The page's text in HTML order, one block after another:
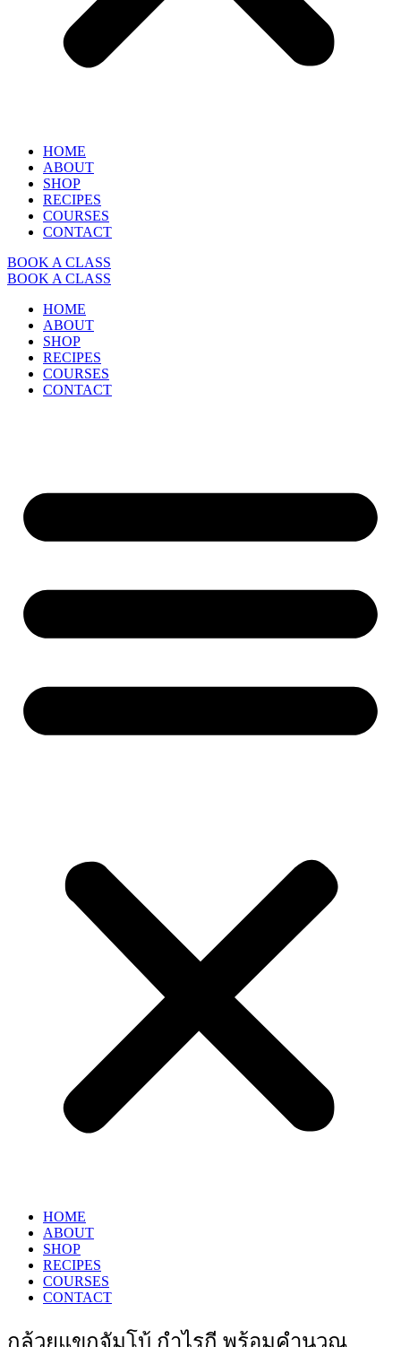
HOME
ABOUT
SHOP
RECIPES
COURSES
CONTACT
BOOK A CLASS
BOOK A CLASS
HOME
ABOUT
SHOP
RECIPES
COURSES
CONTACT
HOME
ABOUT
SHOP
RECIPES
COURSES
CONTACT
กล้วยแขกจัมโบ้ กำไรกี พร้อมคำนวณ